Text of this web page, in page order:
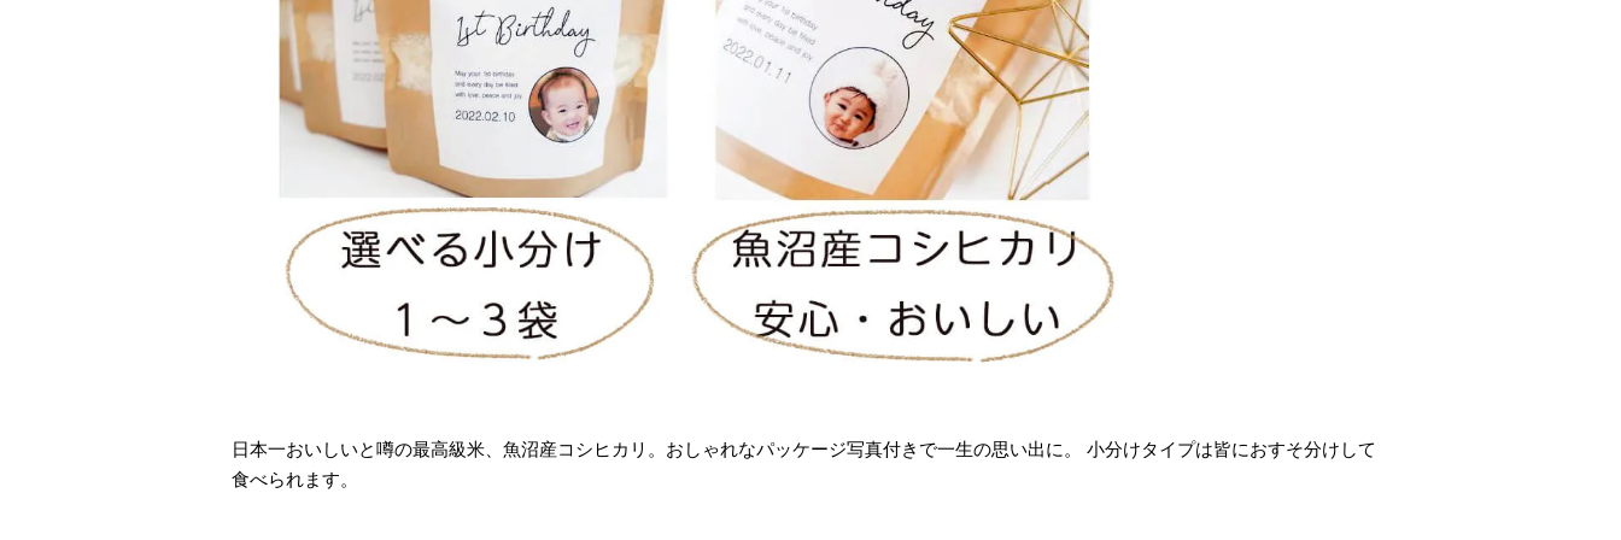
日本一おいしいと噂の最高級米、魚沼産コシヒカリ。おしゃれなパッケージ写真付きで一生の思い出に。 小分けタイプは皆におすそ分けして
食べられます。